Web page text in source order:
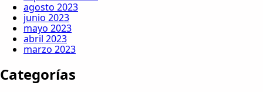
agosto 2023
junio 2023
mayo 2023
abril 2023
marzo 2023
Categorías